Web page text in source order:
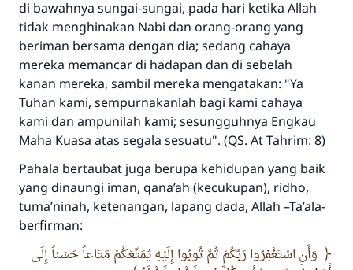
di bawahnya sungai-sungai, pada hari ketika Allah
tidak menghinakan Nabi dan orang-orang yang
beriman bersama dengan dia; sedang cahaya
mereka memancar di hadapan dan di sebelah
kanan mereka, sambil mereka mengatakan: "Ya
Tuhan kami, sempurnakanlah bagi kami cahaya
kami dan ampunilah kami; sesungguhnya Engkau
Maha Kuasa atas segala sesuatu". (QS. At Tahrim: 8)
Pahala bertaubat juga berupa kehidupan yang baik
yang dinaungi iman, qana’ah (kecukupan), ridho,
tuma’ninah, ketenangan, lapang dada, Allah –Ta’ala-
berfirman:
وَأَنِ اسْتَغْفِرُوا رَبَّكُمْ ثُمَّ تُوبُوا إِلَيْهِ يُمَتِّعْكُمْ مَتَاعاً حَسَناً إِلَى